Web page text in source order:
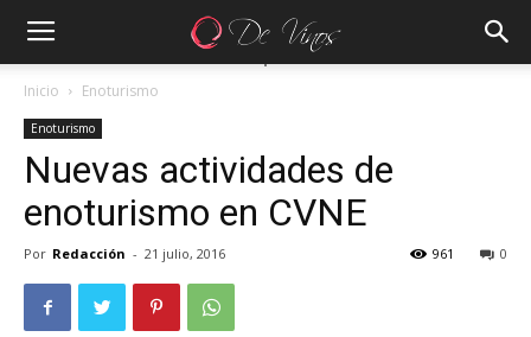
Inicio Enoturismo
Enoturismo
Nuevas actividades de
enoturismo en CVNE
Por Redacción - 21 julio, 2016 0
961